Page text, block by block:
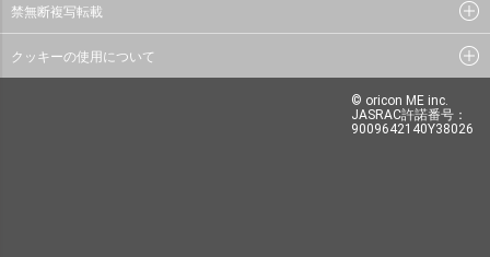
禁無断複写転載
クッキーの使用について
© oricon ME inc.
JASRAC許諾番号：
9009642140Y38026